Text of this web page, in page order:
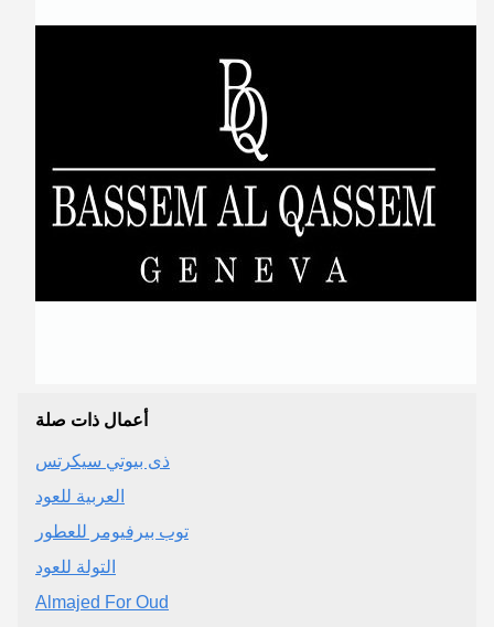
أعمال ذات صلة
ذى بيوتي سيكرتس
العربية للعود
توب بيرفيومر للعطور
التولة للعود
Almajed For Oud